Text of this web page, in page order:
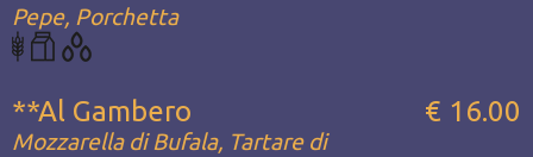
Pepe, Porchetta
**Al Gambero
Mozzarella di Bufala, Tartare di
€ 16.00